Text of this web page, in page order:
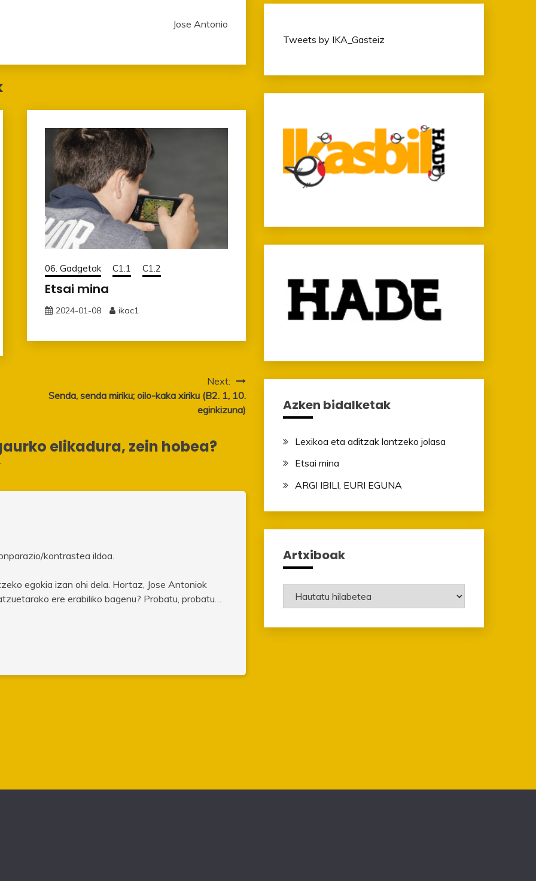
Jose Antonio
06. Gadgetak C1.1 C1.2
Etsai mina
2024-01-08 ikac1
Next:
Senda, senda miriku; oilo-kaka xiriku (B2. 1, 10.
eginkizuna)
elikadura, zein hobea?
kontrastea ildoa.
egokia izan ohi dela. Hortaz, Jose Antoniok
ere erabiliko bagenu? Probatu, probatu…
Tweets by IKA_Gasteiz
Azken bidalketak
Lexikoa eta aditzak lantzeko jolasa
Etsai mina
ARGI IBILI, EURI EGUNA
Artxiboak
Artxiboak